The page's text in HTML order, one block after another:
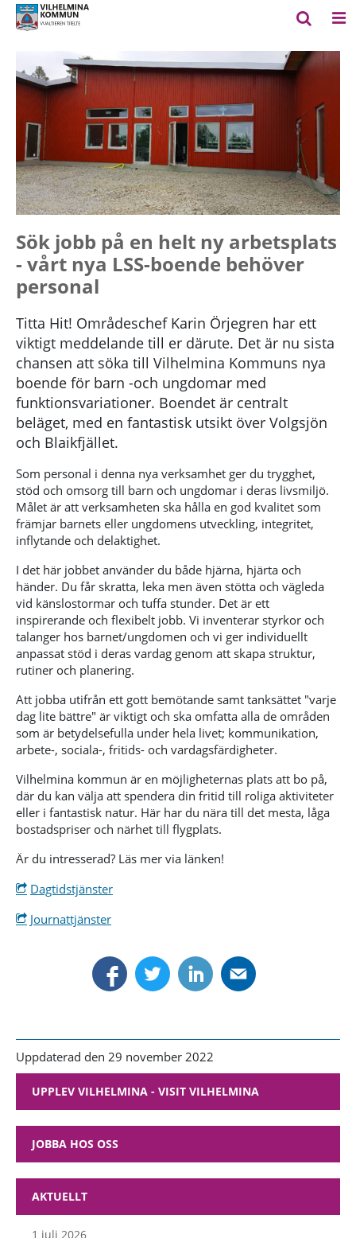
AKTUELLT
1 juli 2026
Sök jobb på en helt ny arbetsplats
- vårt nya LSS-boende behöver
personal
Titta Hit! Områdeschef Karin Örjegren har ett
viktigt meddelande till er därute. Det är nu sista
chansen att söka till Vilhelmina Kommuns nya
boende för barn -och ungdomar med
funktionsvariationer. Boendet är centralt
beläget, med en fantastisk utsikt över Volgsjön
och Blaikfjället.
Som personal i denna nya verksamhet ger du trygghet,
stöd och omsorg till barn och ungdomar i deras livsmiljö.
Målet är att verksamheten ska hålla en god kvalitet som
främjar barnets eller ungdomens utveckling, integritet,
inflytande och delaktighet.
I det här jobbet använder du både hjärna, hjärta och
händer. Du får skratta, leka men även stötta och vägleda
vid känslostormar och tuffa stunder. Det är ett
inspirerande och flexibelt jobb. Vi inventerar styrkor och
talanger hos barnet/ungdomen och vi ger individuellt
anpassat stöd i deras vardag genom att skapa struktur,
rutiner och planering.
Att jobba utifrån ett gott bemötande samt tanksättet "varje
dag lite bättre" är viktigt och ska omfatta alla de områden
som är betydelsefulla under hela livet; kommunikation,
arbete-, sociala-, fritids- och vardagsfärdigheter.
Vilhelmina kommun är en möjligheternas plats att bo på,
där du kan välja att spendera din fritid till roliga aktiviteter
eller i fantastisk natur. Här har du nära till det mesta, låga
bostadspriser och närhet till flygplats.
Är du intresserad? Läs mer via länken!
Dagtidstjänster
Journattjänster
Uppdaterad den 29 november 2022
UPPLEV VILHELMINA - VISIT VILHELMINA
JOBBA HOS OSS